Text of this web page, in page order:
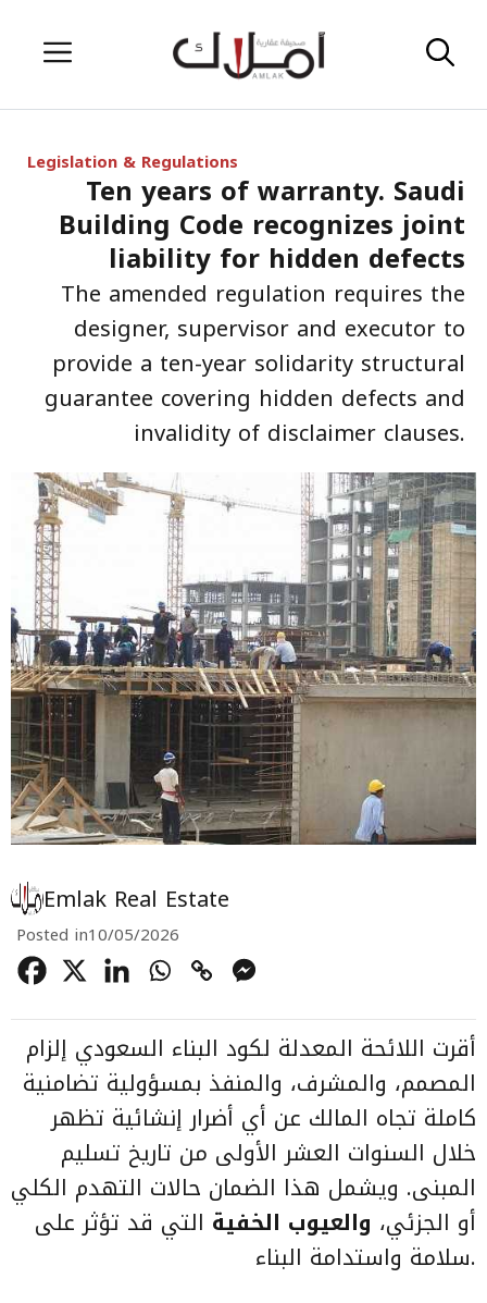
Menu
Legislation & Regulations
Ten years of warranty. Saudi
Building Code recognizes joint
liability for hidden defects
The amended regulation requires the
designer, supervisor and executor to
provide a ten-year solidarity structural
guarantee covering hidden defects and
invalidity of disclaimer clauses.
Emlak Real Estate
Posted in10/05/2026
أقرت اللائحة المعدلة لكود البناء السعودي إلزام
المصمم، والمشرف، والمنفذ بمسؤولية تضامنية
كاملة تجاه المالك عن أي أضرار إنشائية تظهر
خلال السنوات العشر الأولى من تاريخ تسليم
المبنى. ويشمل هذا الضمان حالات التهدم الكلي
أو الجزئي، والعيوب الخفية التي قد تؤثر على
سلامة واستدامة البناء.